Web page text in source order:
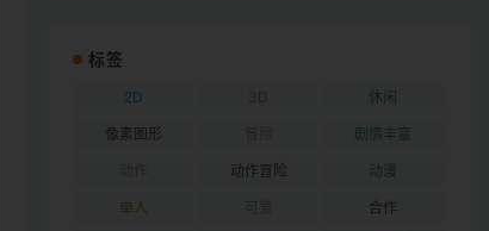
标签
2D 3D 休闲
像素图形 剧情丰富
动作冒险 动漫
单人 合作